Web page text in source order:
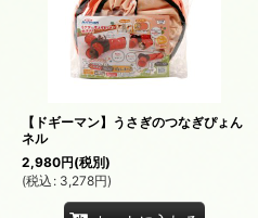
【ドギーマン】うさぎのつなぎぴょん
ネル
2,980円(税別)
(税込 : 3,278円)